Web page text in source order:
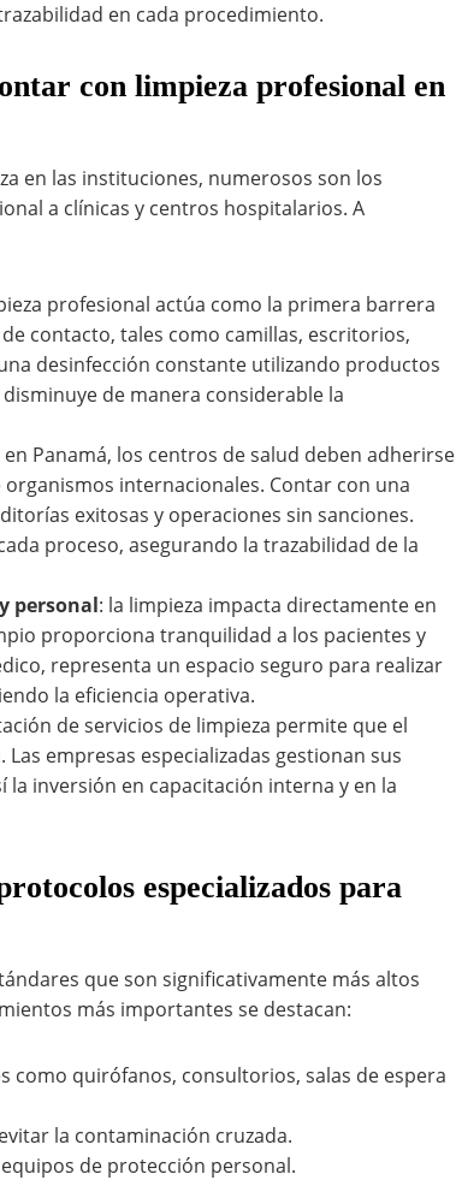
en cada procedimiento.
con limpieza profesional en
en las instituciones, numerosos son los
a clínicas y centros hospitalarios. A
profesional actúa como la primera barrera
contacto, tales como camillas, escritorios,
desinfección constante utilizando productos
de manera considerable la
en Panamá, los centros de salud deben adherirse
organismos internacionales. Contar con una
exitosas y operaciones sin sanciones.
proceso, asegurando la trazabilidad de la
personal: la limpieza impacta directamente en
proporciona tranquilidad a los pacientes y
representa un espacio seguro para realizar
la eficiencia operativa.
de servicios de limpieza permite que el
empresas especializadas gestionan sus
inversión en capacitación interna y en la
especializados para
que son significativamente más altos
más importantes se destacan:
como quirófanos, consultorios, salas de espera
la contaminación cruzada.
de protección personal.